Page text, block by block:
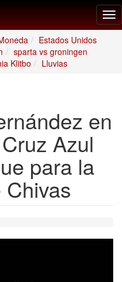
Estados Unidos
sparta vs groningen
Klitbo Lluvias
en
Azul
para la